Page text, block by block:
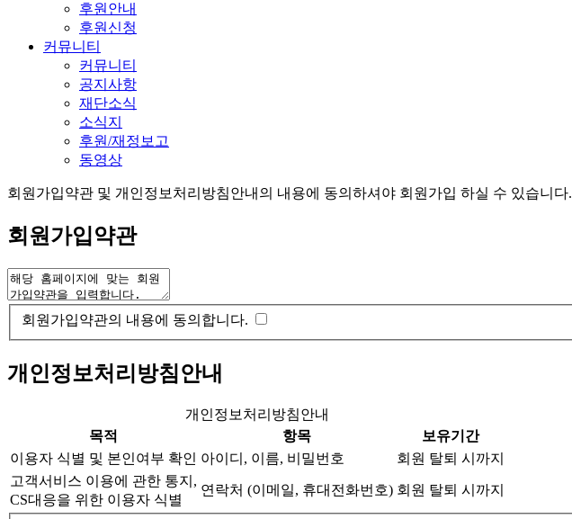
후원안내
후원신청
커뮤니티
커뮤니티
공지사항
재단소식
소식지
후원/재정보고
동영상
회원가입약관 및 개인정보처리방침안내의 내용에 동의하셔야 회원가입 하실 수 있습니다.
회원가입약관
회원가입약관의 내용에 동의합니다.
개인정보처리방침안내
개인정보처리방침안내
목적
항목
보유기간
이용자 식별 및 본인여부 확인 아이디, 이름, 비밀번호
회원 탈퇴 시까지
고객서비스 이용에 관한 통지,
CS대응을 위한 이용자 식별
연락처 (이메일, 휴대전화번호) 회원 탈퇴 시까지